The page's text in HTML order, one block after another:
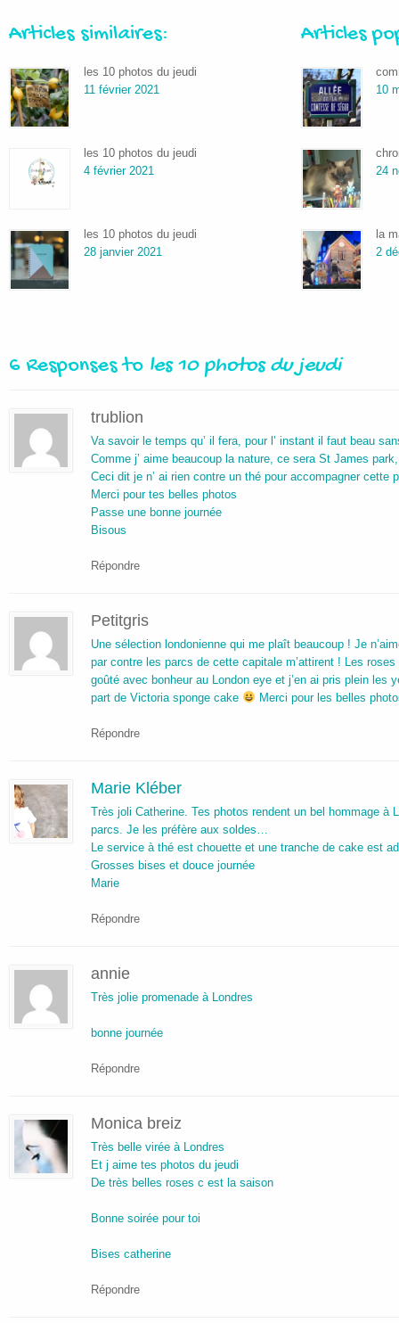
Articles similaires:
les 10 photos du jeudi
11 février 2021
les 10 photos du jeudi
4 février 2021
les 10 photos du jeudi
28 janvier 2021
Articles
10
24
la
2
6 Responses to les 10 photos du jeudi
trublion
Va savoir le temps qu’ il fera, pour l’ instant il faut beau
Comme j’ aime beaucoup la nature, ce sera St James
Ceci dit je n’ ai rien contre un thé pour accompagner cette
Merci pour tes belles photos
Passe une bonne journée
Bisous
Répondre
Petitgris
Une sélection londonienne qui me plaît beaucoup ! Je
par contre les parcs de cette capitale m’attirent ! Les
goûté avec bonheur au London eye et j’en ai pris plein les
part de Victoria sponge cake
Merci pour les belles
Répondre
Marie Kléber
Très joli Catherine. Tes photos rendent un bel hommage à
parcs. Je les préfère aux soldes…
Le service à thé est chouette et une tranche de cake est
Grosses bises et douce journée
Marie
Répondre
annie
Très jolie promenade à Londres
bonne journée
Répondre
Monica breiz
Très belle virée à Londres
Et j aime tes photos du jeudi
De très belles roses c est la saison
Bonne soirée pour toi
Bises catherine
Répondre